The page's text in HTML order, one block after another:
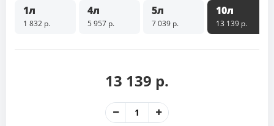
1л
1 832 р.
4л
5 957 р.
5л
7 039 р.
10л
13 139 р.
13 139 р.